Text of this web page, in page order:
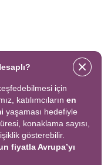
için
katılımcıların en
yaşaması hedefiyle
konaklama sayısı,
gösterebilir.
fiyatla Avrupa’yı